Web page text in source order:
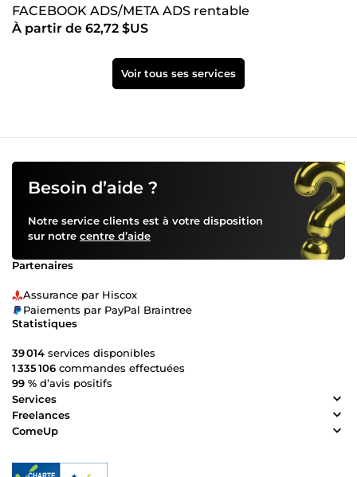
FACEBOOK ADS/META ADS rentable
À partir de 62,72 $US
Voir tous ses services
Besoin d’aide ?
Notre service clients est à votre disposition
sur notre centre d’aide
Partenaires
Assurance par Hiscox
Paiements par PayPal Braintree
Statistiques
39 014 services disponibles
1 335 106 commandes effectuées
99 % d’avis positifs
Services
Freelances
ComeUp